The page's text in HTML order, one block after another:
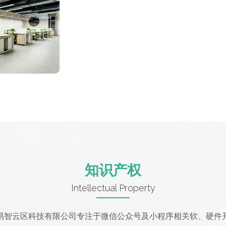
知识产权
Intellectual Property
智云区科技有限公司专注于微信公众号及小程序相关软、硬件